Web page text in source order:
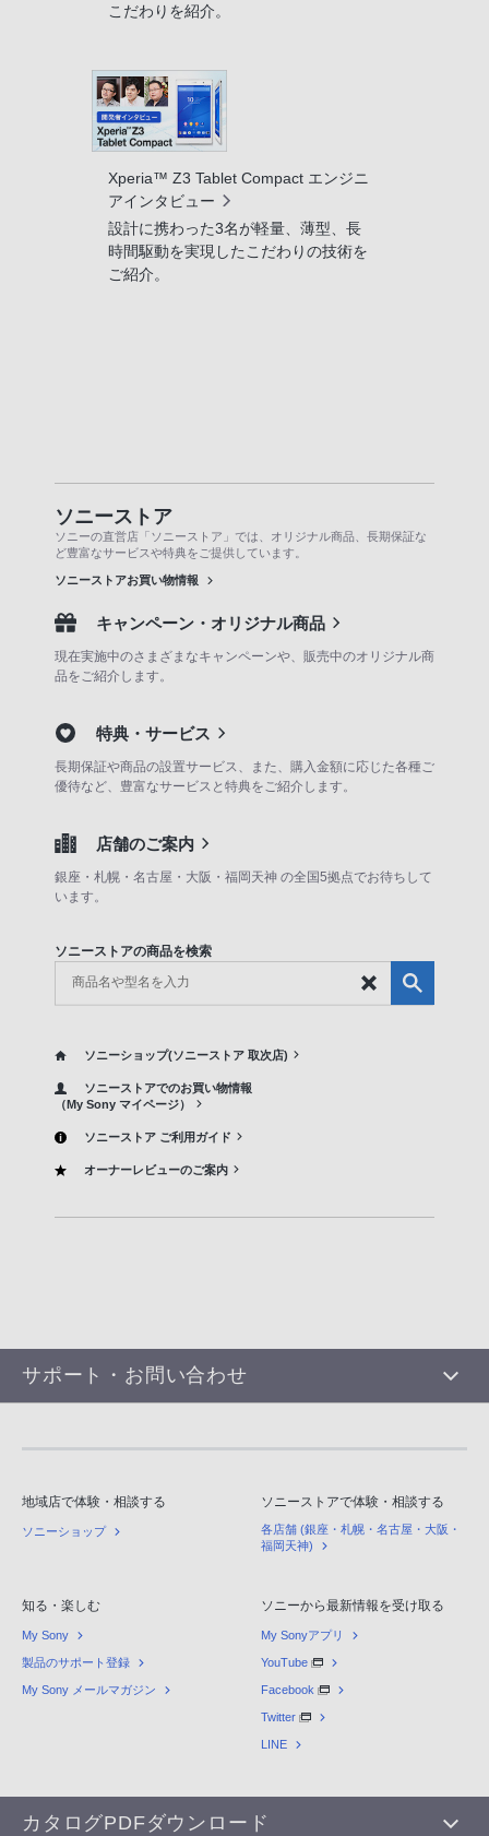
こだわりを紹介。
Xperia™ Z3 Tablet Compact エンジニ
アインタビュー
設計に携わった3名が軽量、薄型、長
時間駆動を実現したこだわりの技術を
ご紹介。
ソニーストア
ソニーの直営店「ソニーストア」では、オリジナル商品、長期保証な
ど豊富なサービスや特典をご提供しています。
ソニーストアお買い物情報
キャンペーン・オリジナル商品
現在実施中のさまざまなキャンペーンや、販売中のオリジナル商
品をご紹介します。
特典・サービス
長期保証や商品の設置サービス、また、購入金額に応じた各種ご
優待など、豊富なサービスと特典をご紹介します。
店舗のご案内
銀座・札幌・名古屋・大阪・福岡天神 の全国5拠点でお待ちして
います。
ソニーストアの商品を検索
ソニーショップ(ソニーストア 取次店)
ソニーストアでのお買い物情報
（My Sony マイページ）
ソニーストア ご利用ガイド
オーナーレビューのご案内
サポート・お問い合わせ
地域店で体験・相談する
ソニーショップ
ソニーストアで体験・相談する
各店舗 (銀座・札幌・名古屋・大阪・
福岡天神)
知る・楽しむ
My Sony
製品のサポート登録
My Sony メールマガジン
ソニーから最新情報を受け取る
My Sonyアプリ
YouTube
Facebook
Twitter
LINE
カタログPDFダウンロード